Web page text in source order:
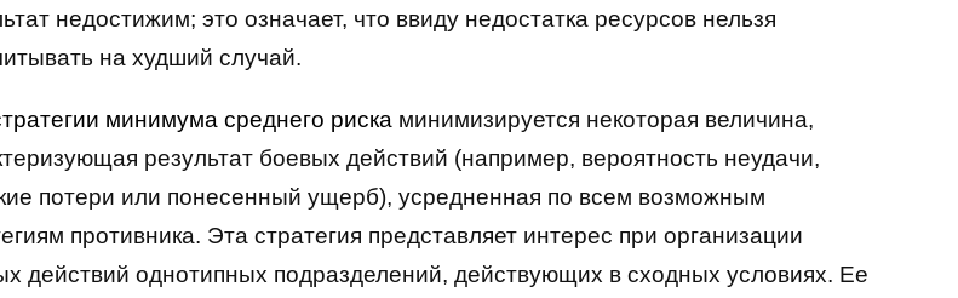
недостижим; это означает, что ввиду недостатка ресурсов нельзя
на худший случай.
минимума среднего риска минимизируется некоторая величина,
результат боевых действий (например, вероятность неудачи,
потери или понесенный ущерб), усредненная по всем возможным
противника. Эта стратегия представляет интерес при организации
действий однотипных подразделений, действующих в сходных условиях. Ее